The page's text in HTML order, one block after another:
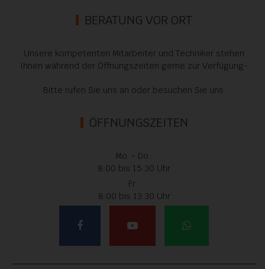
BERATUNG VOR ORT
Unsere kompetenten Mitarbeiter und Techniker stehen
Ihnen während der Öffnungszeiten gerne zur Verfügung-
Bitte rufen Sie uns an oder besuchen Sie uns.
ÖFFNUNGSZEITEN
Mo. - Do.:
8:00 bis 15:30 Uhr
Fr.:
8:00 bis 13:30 Uhr